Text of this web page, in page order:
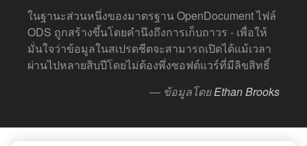
ในฐานะส่วนหนึ่งของมาตรฐาน OpenDocument ไฟล์
ODS ถูกสร้างขึ้นโดยคำนึงถึงการเก็บถาวร - เพื่อให้
มั่นใจว่าข้อมูลในสเปรดชีตจะสามารถเปิดได้แม้เวลา
ผ่านไปหลายสิบปีโดยไม่ต้องพึ่งซอฟต์แวร์ที่มีลิขสิทธิ์
— ข้อมูลโดยEthan Brooks